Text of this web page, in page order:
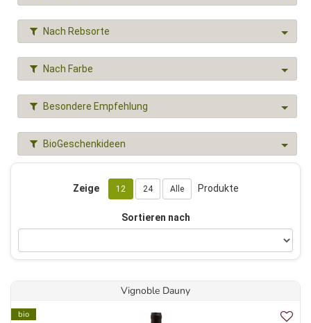
Nach Rebsorte
Nach Farbe
Besondere Empfehlung
BioGeschenkideen
Zeige 12 24 Alle Produkte
Sortieren nach
Vignoble Dauny
bio